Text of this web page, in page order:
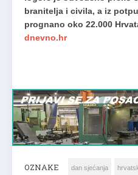
branitelja i civila, a iz
prognano oko 22.000
dnevno.hr
OZNAKE dan sjećanja